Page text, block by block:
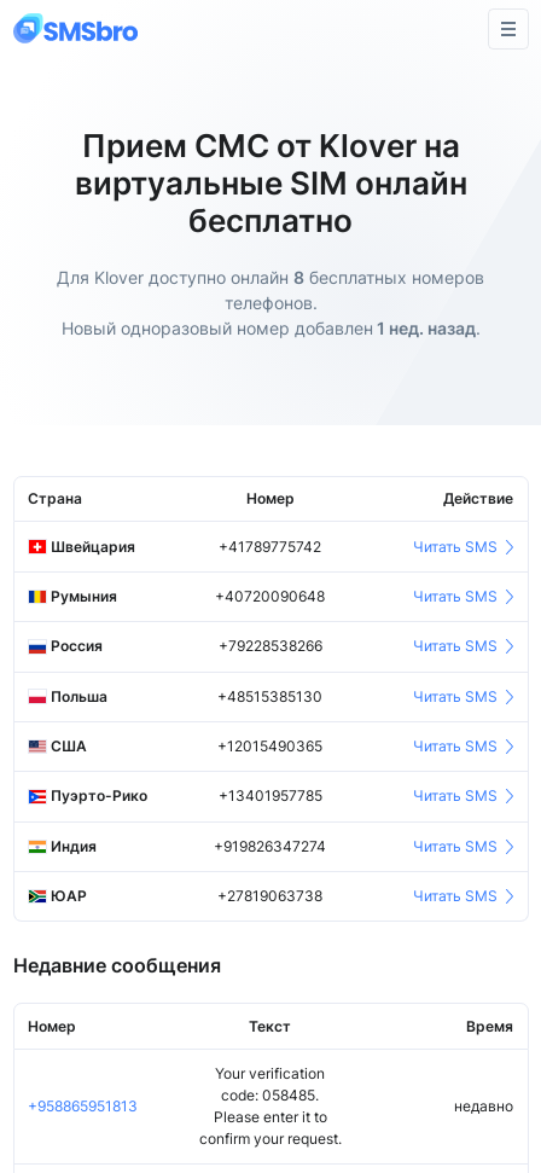
Прием СМС от Klover на
виртуальные SIM онлайн
бесплатно
Для Klover доступно онлайн 8 бесплатных номеров
телефонов.
Новый одноразовый номер добавлен 1 нед. назад.
Страна Номер Действие
Швейцария +41789775742 Читать SMS
Румыния +40720090648 Читать SMS
Россия +79228538266 Читать SMS
Польша +48515385130 Читать SMS
США +12015490365 Читать SMS
Пуэрто-Рико +13401957785 Читать SMS
Индия +919826347274 Читать SMS
ЮАР +27819063738 Читать SMS
Недавние сообщения
Номер Текст Время
+958865951813
Your verification
code: 058485.
Please enter it to
confirm your request.
недавно